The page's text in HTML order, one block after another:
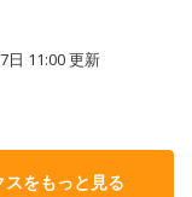
日 11:00更新
をもっと見る